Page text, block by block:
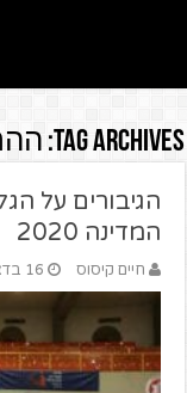
Tag Archives:
הגיבורים על
המדינה 2020
חיים קיסוס 16 בדצמבר 2020